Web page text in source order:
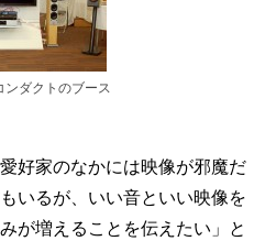
ダクトのブース
好家のなかには映像が邪魔だ
いるが、いい音といい映像を
が増えることを伝えたい」と